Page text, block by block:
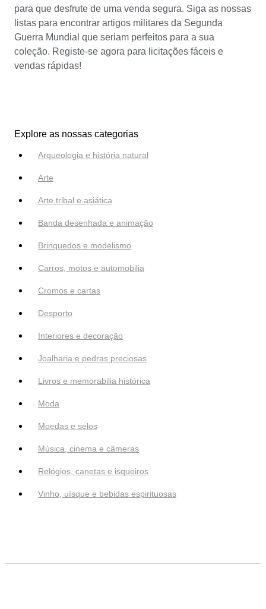
para que desfrute de uma venda segura. Siga as nossas
listas para encontrar artigos militares da Segunda
Guerra Mundial que seriam perfeitos para a sua
coleção. Registe-se agora para licitações fáceis e
vendas rápidas!
Explore as nossas categorias
Arqueologia e história natural
Arte
Arte tribal e asiática
Banda desenhada e animação
Brinquedos e modelismo
Carros, motos e automobilia
Cromos e cartas
Desporto
Interiores e decoração
Joalharia e pedras preciosas
Livros e memorabilia histórica
Moda
Moedas e selos
Música, cinema e câmeras
Relógios, canetas e isqueiros
Vinho, uísque e bebidas espirituosas